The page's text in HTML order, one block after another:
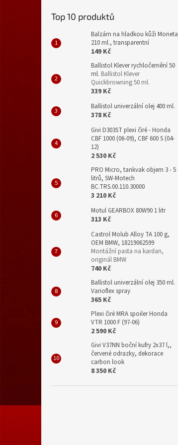
Top 10 produktů
Balzám na hladkou kůži Moneta
210 ml., transparentní
149 Kč
Ballistol Klever rychločernění 50
ml. Ballistol Klever
Quickbrowning 50 ml.
339 Kč
Ballistol univerzální olej 400 ml.
378 Kč
Givi D303ST plexi čiré - Honda
CBF 1000 (06-09), CBF 600 S (04-
12)
2 530 Kč
PRO Micro, tankvak objem 3 - 5
litrů, SW-Motech
BC.TRS.00.110.30000
3 210 Kč
Motul GEARBOX 80W90 1 litr
313 Kč
Castrol Molub Alloy TA 100 g,
OEM BMW, 18219062599
Montážní pasta na kardan,
originál BMW
740 Kč
Ballistol univerzální olej 350 ml.
Varioflex spray
365 Kč
Plexi čiré MRA spoiler Honda
VTR 1000 F (97-06)
2 590 Kč
Givi V37NN boční kufry 2x37 l,,
červené odrazky, dekorace
carbon look
8 350 Kč